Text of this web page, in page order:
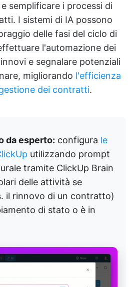
semplificare i processi di
I sistemi di IA possono
delle fasi del ciclo di
l'automazione dei
e segnalare potenziali
migliorando l'efficienza
dei contratti.
da esperto: configura le
utilizzando prompt
tramite ClickUp Brain
delle attività se
il rinnovo di un contratto)
di stato o è in